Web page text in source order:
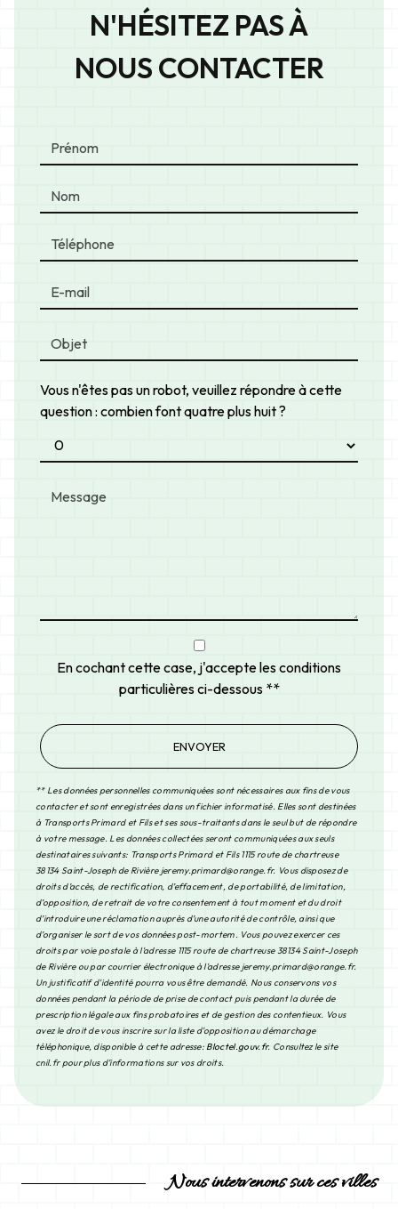
N'HÉSITEZ PAS À
NOUS CONTACTER
Vous n'êtes pas un robot, veuillez répondre à cette
question : combien font quatre plus huit ?
En cochant cette case, j'accepte les conditions
particulières ci-dessous **
ENVOYER
** Les données personnelles communiquées sont nécessaires aux fins de vous
contacter et sont enregistrées dans un fichier informatisé. Elles sont destinées
à Transports Primard et Fils et ses sous-traitants dans le seul but de répondre
à votre message. Les données collectées seront communiquées aux seuls
destinataires suivants: Transports Primard et Fils 1115 route de chartreuse
38134 Saint-Joseph de Rivière jeremy.primard@orange.fr. Vous disposez de
droits d’accès, de rectification, d’effacement, de portabilité, de limitation,
d’opposition, de retrait de votre consentement à tout moment et du droit
d’introduire une réclamation auprès d’une autorité de contrôle, ainsi que
d’organiser le sort de vos données post-mortem. Vous pouvez exercer ces
droits par voie postale à l'adresse 1115 route de chartreuse 38134 Saint-Joseph
de Rivière ou par courrier électronique à l'adresse jeremy.primard@orange.fr.
Un justificatif d'identité pourra vous être demandé. Nous conservons vos
données pendant la période de prise de contact puis pendant la durée de
prescription légale aux fins probatoires et de gestion des contentieux. Vous
avez le droit de vous inscrire sur la liste d'opposition au démarchage
téléphonique, disponible à cette adresse: Bloctel.gouv.fr. Consultez le site
cnil.fr pour plus d’informations sur vos droits.
Nous intervenons sur ces villes